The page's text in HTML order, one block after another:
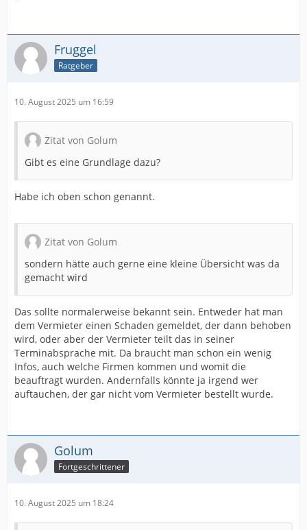
Fruggel
Ratgeber
10. August 2025 um 16:59
Zitat von Golum
Gibt es eine Grundlage dazu?
Habe ich oben schon genannt.
Zitat von Golum
sondern hätte auch gerne eine kleine Übersicht was da
gemacht wird
Das sollte normalerweise bekannt sein. Entweder hat man
dem Vermieter einen Schaden gemeldet, der dann behoben
wird, oder aber der Vermieter teilt das in seiner
Terminabsprache mit. Da braucht man schon ein wenig
Infos, auch welche Firmen kommen und womit die
beauftragt wurden. Andernfalls könnte ja irgend wer
auftauchen, der gar nicht vom Vermieter bestellt wurde.
Golum
Fortgeschrittener
10. August 2025 um 18:24